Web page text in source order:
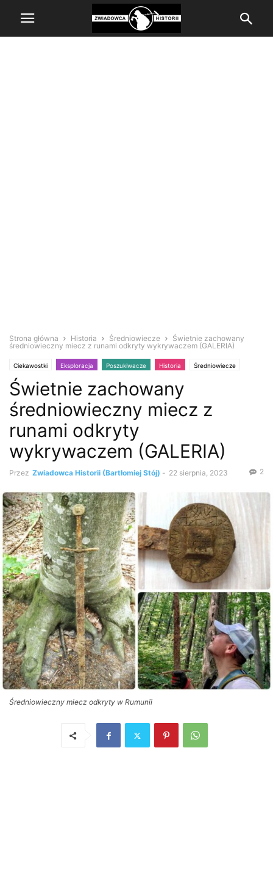
Strona główna Historia Średniowiecze
Świetnie zachowany
średniowieczny miecz z runami odkryty wykrywaczem (GALERIA)
Ciekawostki Eksploracja Poszukiwacze Historia Średniowiecze
Wykrywacz metali Zabytki i antyki
Świetnie zachowany
średniowieczny miecz z
runami odkryty
wykrywaczem (GALERIA)
Przez Zwiadowca Historii (Bartłomiej Stój) - 22 sierpnia, 2023 2
Średniowieczny miecz odkryty w Rumunii